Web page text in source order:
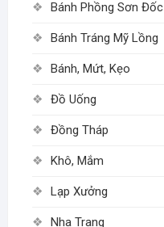
trên
sản
Bánh Phồng Sơn Đốc
Bánh Tráng Mỹ Lồng
Bánh, Mứt, Kẹo
Đồ Uống
Đồng Tháp
Khô, Mắm
Lạp Xưởng
Nha Trang